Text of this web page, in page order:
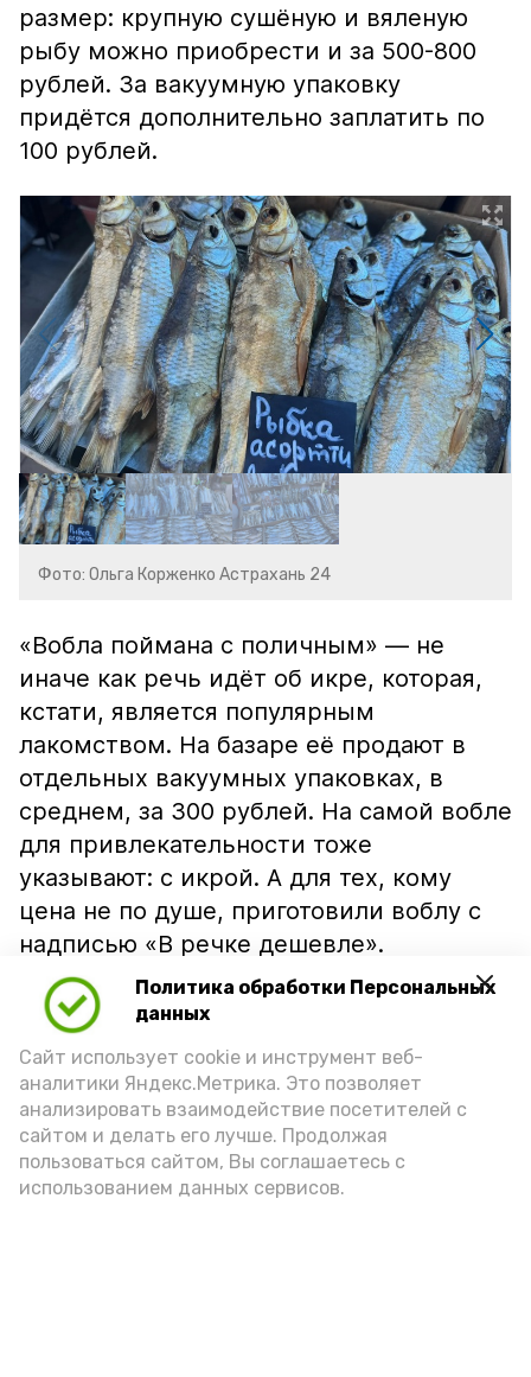
Политика обработки Персональных
данных
Сайт использует cookie и инструмент веб-
аналитики Яндекс.Метрика. Это позволяет
анализировать взаимодействие посетителей с
сайтом и делать его лучше. Продолжая
пользоваться сайтом, Вы соглашаетесь с
использованием данных сервисов.
размер: крупную сушёную и вяленую
рыбу можно приобрести и за 500-800
рублей. За вакуумную упаковку
придётся дополнительно заплатить по
100 рублей.
Фото: Ольга Корженко Астрахань 24
«Вобла поймана с поличным» — не
иначе как речь идёт об икре, которая,
кстати, является популярным
лакомством. На базаре её продают в
отдельных вакуумных упаковках, в
среднем, за 300 рублей. На самой вобле
для привлекательности тоже
указывают: с икрой. А для тех, кому
цена не по душе, приготовили воблу с
надписью «В речке дешевле».